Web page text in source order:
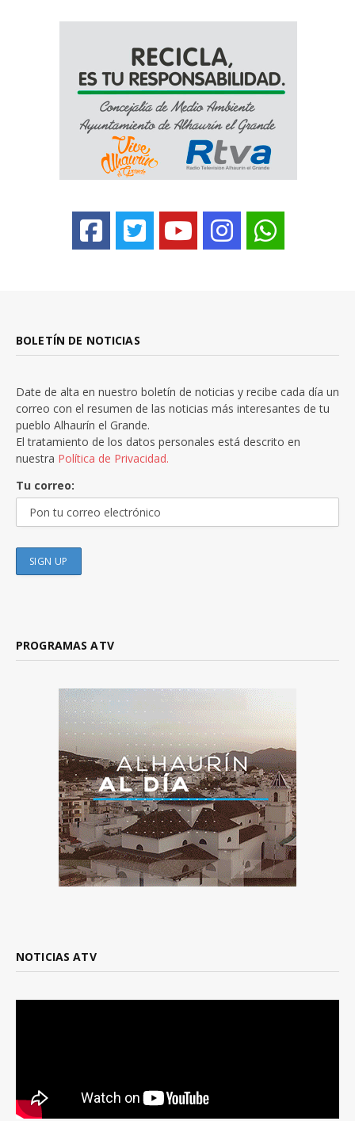
BOLETÍN DE NOTICIAS
Date de alta en nuestro boletín de noticias y recibe cada día un
correo con el resumen de las noticias más interesantes de tu
pueblo Alhaurín el Grande.
El tratamiento de los datos personales está descrito en
nuestra Política de Privacidad.
Tu correo:
PROGRAMAS ATV
NOTICIAS ATV